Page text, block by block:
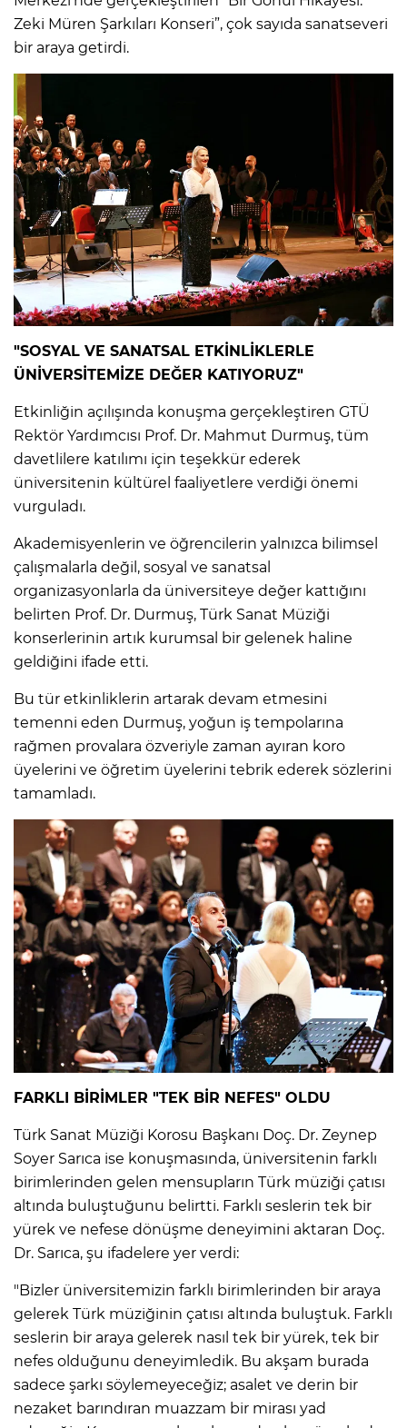
Zeki Müren Şarkıları Konseri”, çok sayıda sanatseveri
bir araya getirdi.
"SOSYAL VE SANATSAL ETKİNLİKLERLE
ÜNİVERSİTEMİZE DEĞER KATIYORUZ"
Etkinliğin açılışında konuşma gerçekleştiren GTÜ
Rektör Yardımcısı Prof. Dr. Mahmut Durmuş, tüm
davetlilere katılımı için teşekkür ederek
üniversitenin kültürel faaliyetlere verdiği önemi
vurguladı.
Akademisyenlerin ve öğrencilerin yalnızca bilimsel
çalışmalarla değil, sosyal ve sanatsal
organizasyonlarla da üniversiteye değer kattığını
belirten Prof. Dr. Durmuş, Türk Sanat Müziği
konserlerinin artık kurumsal bir gelenek haline
geldiğini ifade etti.
Bu tür etkinliklerin artarak devam etmesini
temenni eden Durmuş, yoğun iş tempolarına
rağmen provalara özveriyle zaman ayıran koro
üyelerini ve öğretim üyelerini tebrik ederek sözlerini
tamamladı.
FARKLI BİRİMLER "TEK BİR NEFES" OLDU
Türk Sanat Müziği Korosu Başkanı Doç. Dr. Zeynep
Soyer Sarıca ise konuşmasında, üniversitenin farklı
birimlerinden gelen mensupların Türk müziği çatısı
altında buluştuğunu belirtti. Farklı seslerin tek bir
yürek ve nefese dönüşme deneyimini aktaran Doç.
Dr. Sarıca, şu ifadelere yer verdi:
"Bizler üniversitemizin farklı birimlerinden bir araya
gelerek Türk müziğinin çatısı altında buluştuk. Farklı
seslerin bir araya gelerek nasıl tek bir yürek, tek bir
nefes olduğunu deneyimledik. Bu akşam burada
sadece şarkı söylemeyeceğiz; asalet ve derin bir
nezaket barındıran muazzam bir mirası yad